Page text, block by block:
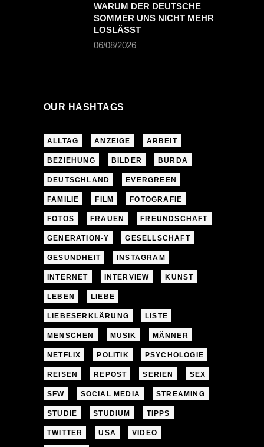
WARUM DER DEUTSCHE
SOMMER UNS NICHT MEHR
LOSLÄSST
06/08/2026
OUR HASHTAGS
ALLTAG ANZEIGE ARBEIT
BEZIEHUNG BILDER BURDA
DEUTSCHLAND EVERGREEN
FAMILIE FILM FOTOGRAFIE
FOTOS FRAUEN FREUNDSCHAFT
GENERATION-Y GESELLSCHAFT
GESUNDHEIT INSTAGRAM
INTERNET INTERVIEW KUNST
LEBEN LIEBE
LIEBESERKLÄRUNG LISTE
MENSCHEN MUSIK MÄNNER
NETFLIX POLITIK PSYCHOLOGIE
REISEN REPOST SERIEN SEX
SFW SOCIAL MEDIA STREAMING
STUDIE STUDIUM TIPPS
TWITTER USA VIDEO